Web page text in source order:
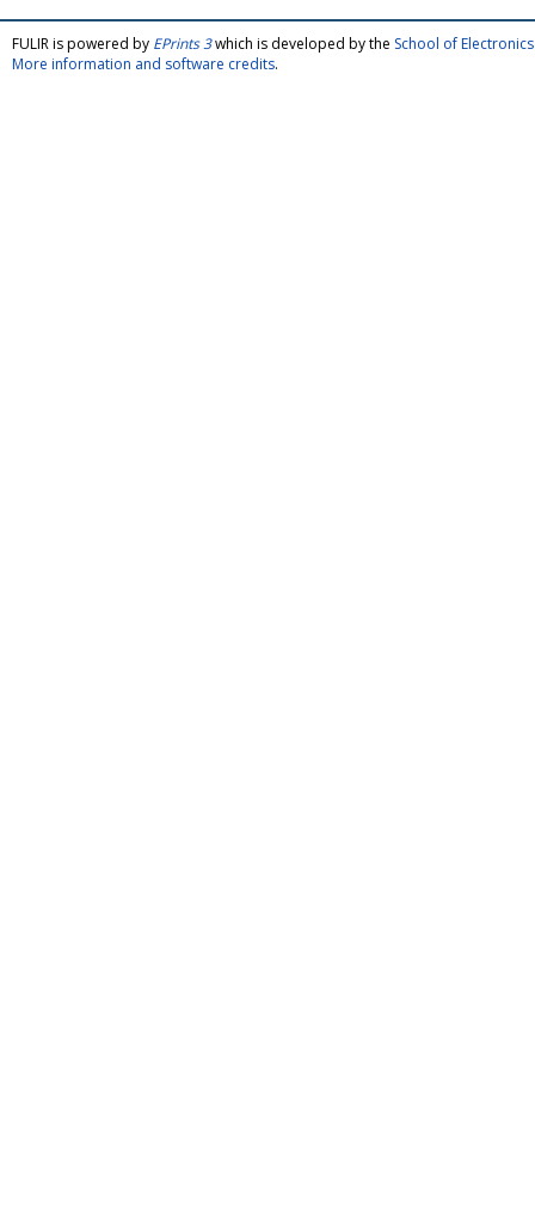
FULIR is powered by EPrints 3which is developed by the School of
More information and software credits.